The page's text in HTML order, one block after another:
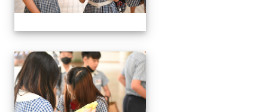
24屆文化國小畢業典禮